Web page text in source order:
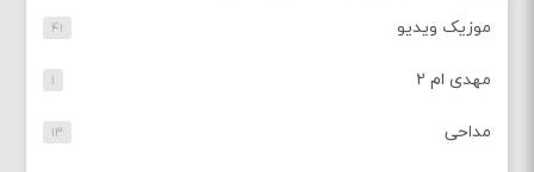
موزیک ویدیو ۴۱
مهدی ام ۲ ۱
مداحی ۱۳